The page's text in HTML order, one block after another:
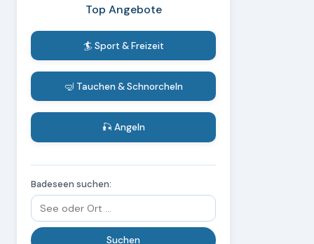
Top Angebote
🏄 Sport & Freizeit
🤿 Tauchen & Schnorcheln
🎣 Angeln
Badeseen suchen: